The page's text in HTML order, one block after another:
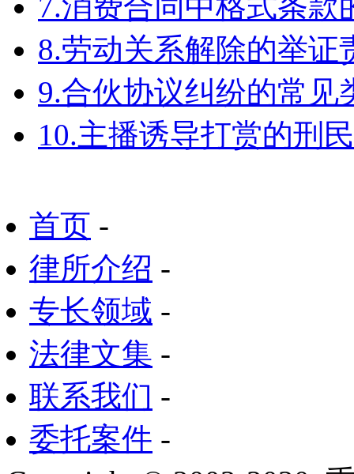
8.劳动关系解除的举证
9.合伙协议纠纷的常见
10.主播诱导打赏的刑
首页 -
律所介绍 -
专长领域 -
法律文集 -
联系我们 -
委托案件 -